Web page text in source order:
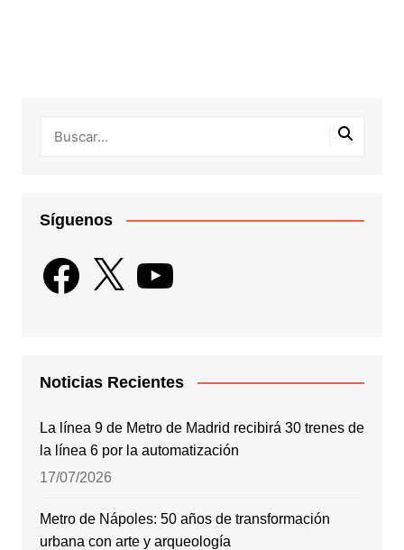
Síguenos
Facebook
X YouTube
Noticias Recientes
La línea 9 de Metro de Madrid recibirá 30 trenes de
la línea 6 por la automatización
17/07/2026
Metro de Nápoles: 50 años de transformación
urbana con arte y arqueología